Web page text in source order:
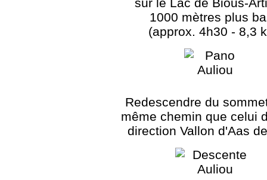
sur le Lac de Bious-
1000 mètres plus
(approx. 4h30 - 8,3
Redescendre du
même chemin que celui
direction Vallon d'Aas